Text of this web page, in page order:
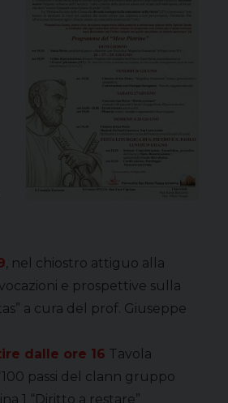
, nel chiostro attiguo alla
e prospettive sulla
a cura del prof. Giuseppe
dalle ore 16 Tavola
passi del clann gruppo
1 “Diritto a restare”